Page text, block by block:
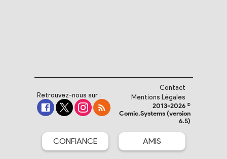
Retrouvez-nous sur :
Contact
Mentions Légales
2013-2026 ©
Comic.Systems (version
6.5)
CONFIANCE AMIS